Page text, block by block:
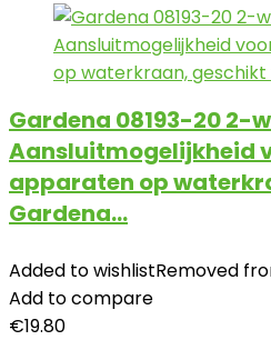
Gardena 08193-20 2-
Aansluitmogelijkheid
apparaten op
Gardena…
Added to wishlistRemoved
Add to compare
€19.80